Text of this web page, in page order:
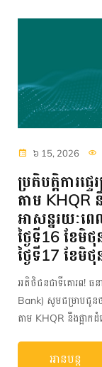
៦ 15, 2026
ប្រតិបត្តិការផ្
តាម KHQR
អាសន្នរយៈ
ថ្ងៃទី16 ខែមិ
ថ្ងៃទី17 ខែមិថុ
អតិថិជនជាទីគោរព! ធ
Bank) សូមជម្រាបជូនថា
តាម KHQR នឹងផ្អាក
អានបន្ត